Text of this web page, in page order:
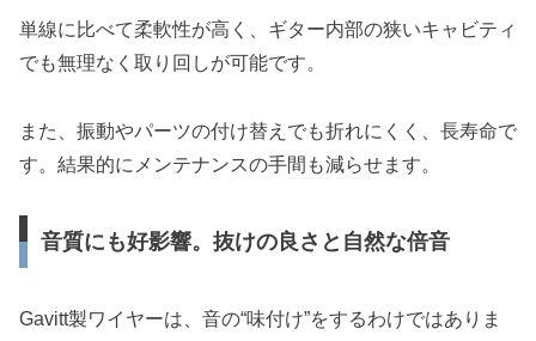
単線に比べて柔軟性が高く、ギター内部の狭いキャビティ
でも無理なく取り回しが可能です。
また、振動やパーツの付け替えでも折れにくく、長寿命で
す。結果的にメンテナンスの手間も減らせます。
音質にも好影響。抜けの良さと自然な倍音
Gavitt製ワイヤーは、音の“味付け”をするわけではありま